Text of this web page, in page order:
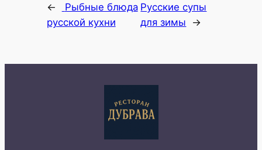
←
Рыбные блюда
русской кухни
Русские супы
для зимы
→